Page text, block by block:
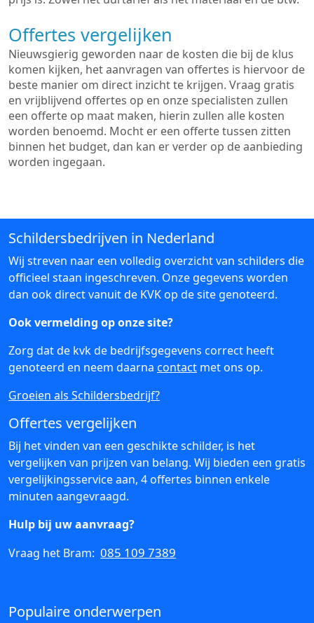
Offertes vergelijken
Nieuwsgierig geworden naar de kosten die bij de klus
komen kijken, het aanvragen van offertes is hiervoor de
beste manier om direct inzicht te krijgen. Vraag gratis
en vrijblijvend offertes op en onze specialisten zullen
een offerte op maat maken, hierin zullen alle kosten
worden benoemd. Mocht er een offerte tussen zitten
binnen het budget, dan kan er verder op de aanbieding
worden ingegaan.
Schildersbedrijven in Nederland
Wij streven naar een volledig overzicht van schilders die
officieel staan ingeschreven. Onze gegevens worden
dan ook direct vanuit de KVK op de site genoteerd.
Ook vermelding op onze site?
Zorg dat de kvk de bedrijfsgegevens correct heeft
genoteerd en neem daarna contact met ons op.
Groeien als Schildersbedrijf?
Offertes vergelijken
Bij het vinden van een geschikte schilder, is het
vergelijken van prijzen van belang. Wij bieden een gratis
vergelijkingsservice aan, 4 offertes binnen enkele
minuten aangevraagd.
Hulp bij uw aanvraag?
Vraag het Bram: 085 109 7389
Populaire onderwerpen